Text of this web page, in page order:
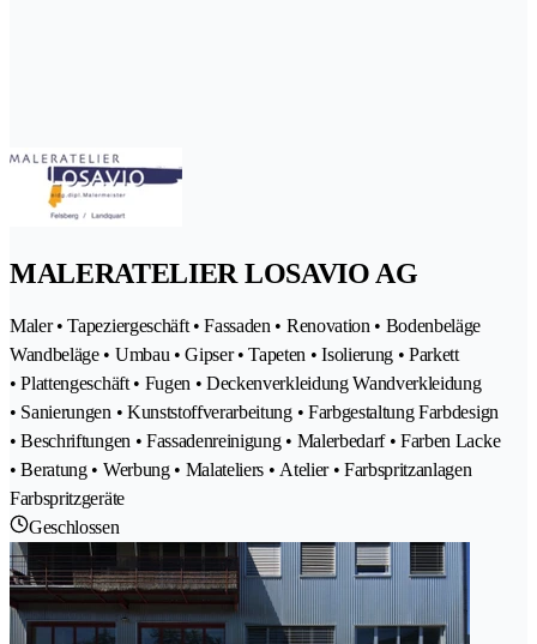
MALERATELIER LOSAVIO AG
Maler • Tapeziergeschäft • Fassaden • Renovation • Bodenbeläge
Wandbeläge • Umbau • Gipser • Tapeten • Isolierung • Parkett
• Plattengeschäft • Fugen • Deckenverkleidung Wandverkleidung
• Sanierungen • Kunststoffverarbeitung • Farbgestaltung Farbdesign
• Beschriftungen • Fassadenreinigung • Malerbedarf • Farben Lacke
• Beratung • Werbung • Malateliers • Atelier • Farbspritzanlagen
Farbspritzgeräte
Geschlossen